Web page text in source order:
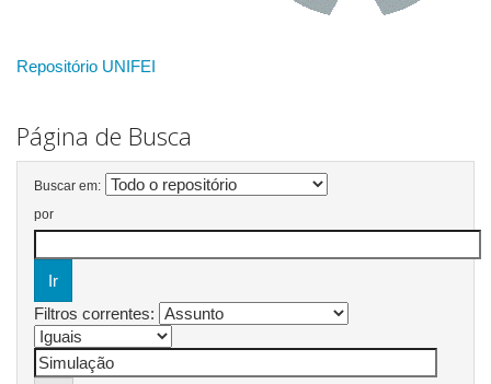
Repositório UNIFEI
Página de Busca
Buscar em:
por
Filtros correntes: